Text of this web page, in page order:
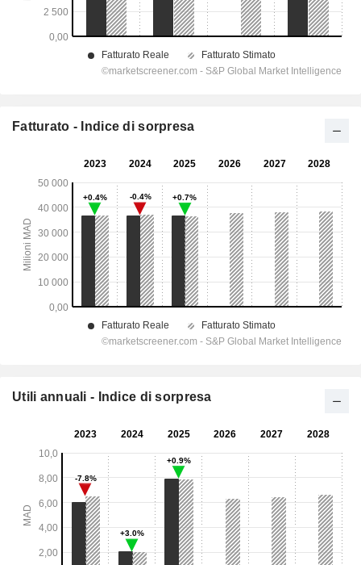
Fatturato - Indice di sorpresa
Utili annuali - Indice di sorpresa